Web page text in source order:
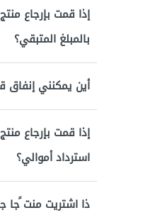
إذا قمت بإرجاع
بالمبلغ المتبقي؟
أين يمكنني إنفاق
إذا قمت بإرجاع
استرداد أموالي؟
ذا اشتريت منت ًجا